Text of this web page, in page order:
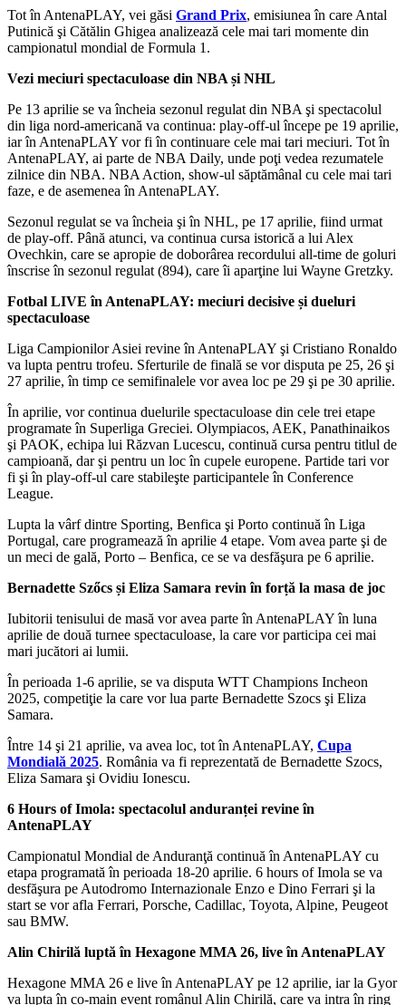
Tot în AntenaPLAY, vei găsi Grand Prix, emisiunea în care Antal
Putinică şi Cătălin Ghigea analizează cele mai tari momente din
campionatul mondial de Formula 1.
Vezi meciuri spectaculoase din NBA și NHL
Pe 13 aprilie se va încheia sezonul regulat din NBA şi spectacolul
din liga nord-americană va continua: play-off-ul începe pe 19 aprilie,
iar în AntenaPLAY vor fi în continuare cele mai tari meciuri. Tot în
AntenaPLAY, ai parte de NBA Daily, unde poţi vedea rezumatele
zilnice din NBA. NBA Action, show-ul săptămânal cu cele mai tari
faze, e de asemenea în AntenaPLAY.
Sezonul regulat se va încheia şi în NHL, pe 17 aprilie, fiind urmat
de play-off. Până atunci, va continua cursa istorică a lui Alex
Ovechkin, care se apropie de doborârea recordului all-time de goluri
înscrise în sezonul regulat (894), care îi aparţine lui Wayne Gretzky.
Fotbal LIVE în AntenaPLAY: meciuri decisive și dueluri
spectaculoase
Liga Campionilor Asiei revine în AntenaPLAY şi Cristiano Ronaldo
va lupta pentru trofeu. Sferturile de finală se vor disputa pe 25, 26 şi
27 aprilie, în timp ce semifinalele vor avea loc pe 29 şi pe 30 aprilie.
În aprilie, vor continua duelurile spectaculoase din cele trei etape
programate în Superliga Greciei. Olympiacos, AEK, Panathinaikos
şi PAOK, echipa lui Răzvan Lucescu, continuă cursa pentru titlul de
campioană, dar şi pentru un loc în cupele europene. Partide tari vor
fi şi în play-off-ul care stabileşte participantele în Conference
League.
Lupta la vârf dintre Sporting, Benfica şi Porto continuă în Liga
Portugal, care programează în aprilie 4 etape. Vom avea parte şi de
un meci de gală, Porto – Benfica, ce se va desfăşura pe 6 aprilie.
Bernadette Szőcs și Eliza Samara revin în forță la masa de joc
Iubitorii tenisului de masă vor avea parte în AntenaPLAY în luna
aprilie de două turnee spectaculoase, la care vor participa cei mai
mari jucători ai lumii.
În perioada 1-6 aprilie, se va disputa WTT Champions Incheon
2025, competiţie la care vor lua parte Bernadette Szocs şi Eliza
Samara.
Între 14 şi 21 aprilie, va avea loc, tot în AntenaPLAY, Cupa
Mondială 2025. România va fi reprezentată de Bernadette Szocs,
Eliza Samara şi Ovidiu Ionescu.
6 Hours of Imola: spectacolul anduranței revine în
AntenaPLAY
Campionatul Mondial de Anduranţă continuă în AntenaPLAY cu
etapa programată în perioada 18-20 aprilie. 6 hours of Imola se va
desfăşura pe Autodromo Internazionale Enzo e Dino Ferrari şi la
start se vor afla Ferrari, Porsche, Cadillac, Toyota, Alpine, Peugeot
sau BMW.
Alin Chirilă luptă în Hexagone MMA 26, live în AntenaPLAY
Hexagone MMA 26 e live în AntenaPLAY pe 12 aprilie, iar la Gyor
va lupta în co-main event românul Alin Chirilă, care va intra în ring